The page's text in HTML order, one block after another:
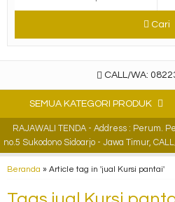
Cari
CALL/WA:
SEMUA KATEGORI PRODUK
RAJAWALI TENDA - Address : Perum.
no.5 Sukodono Sidoarjo - Jawa Timur,
Beranda » Article tag in 'jual Kursi pantai'